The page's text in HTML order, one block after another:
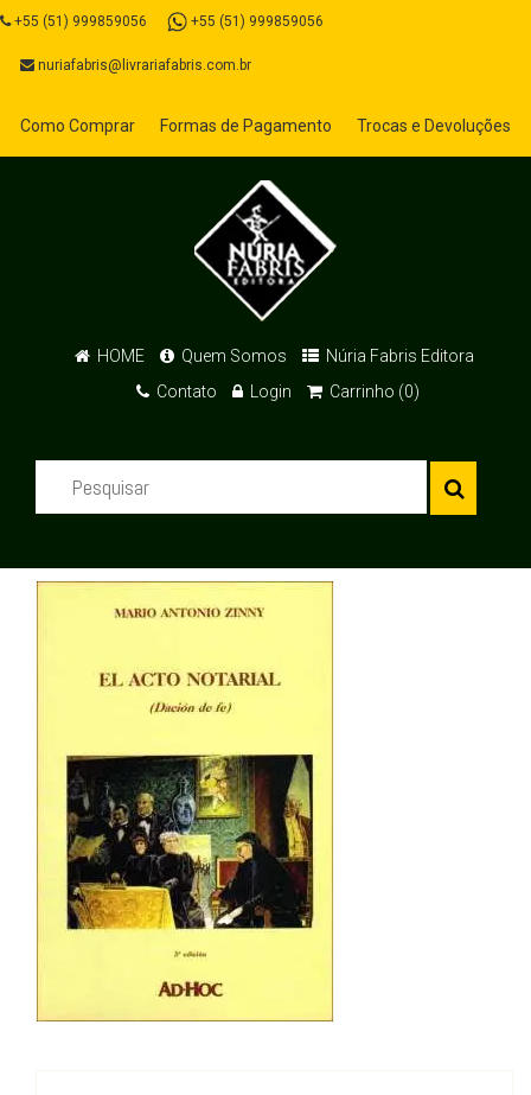
+55 (51) 999859056 +55 (51) 999859056
nuriafabris@livrariafabris.com.br
Como Comprar Formas de Pagamento Trocas e Devoluções
HOME Quem Somos
Núria Fabris Editora
Contato
Login Carrinho (0)